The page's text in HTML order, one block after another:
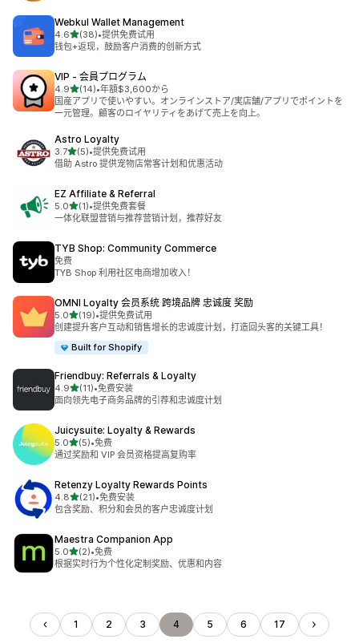
Webkul Wallet Management
4.6星（满分 5 星）
(38)
总共 38 条评论
•提供免费试用
钱包+返现，鼓励客户消费的创新方式
VIP ‑ 会員プログラム
4.9星（满分 5 星）
(14)
总共 14 条评论
•年額$3,600から
国産アプリで使いやすい。オンラインストア/実店舗/アプリでポイントを
一元管理。顧客のロイヤリティをあげて売上を向上。
Astro Loyalty
3.7星（满分 5 星）
(5)
总共 5 条评论
•提供免费试用
借助 Astro 提供宠物店常客计划和优惠活动
EZ Affiliate & Referral
5.0星（满分 5 星）
(1)
总共 1 条评论
•提供免费套餐
一体化联盟营销与推荐营销计划，推荐好友
TYB Shop: Community Commerce
免费
TYB Shop 利用社区电商增加收入！
OMNI Loyalty 会员系统 跨境品牌 忠诚度 奖励
5.0星（满分 5 星）
(19)
总共 19 条评论
•提供免费试用
创建提升客户互动和销售增长的忠诚度计划，打造回头客的关键工具！
Built for Shopify
Friendbuy: Referrals & Loyalty
4.9星（满分 5 星）
(11)
总共 11 条评论
•免费安装
面向领先电子商务品牌的引荐和忠诚度计划
Juicysuite: Loyalty & Rewards
5.0星（满分 5 星）
(5)
总共 5 条评论
•免费
通过奖励和 VIP 会员资格提高复购率
Retenzy Loyalty Rewards Points
4.8星（满分 5 星）
(21)
总共 21 条评论
•免费安装
包含奖励、积分和会员的客户忠诚度计划
Maestra Companion App
5.0星（满分 5 星）
(2)
总共 2 条评论
•免费
根据实时行为个性化定制奖励、优惠和内容
1 2 3 4 5 6 17